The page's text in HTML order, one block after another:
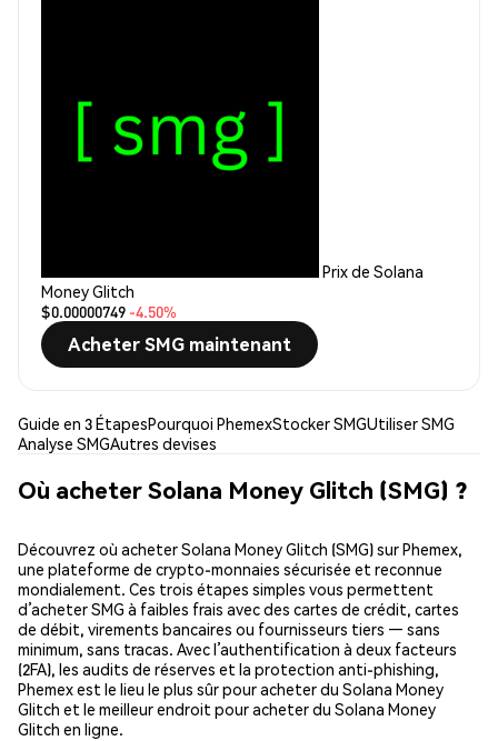
Prix de Solana
Money Glitch
$0.00000749 -4.50%
Acheter SMG maintenant
Guide en 3 ÉtapesPourquoi PhemexStocker SMGUtiliser SMG
Analyse SMGAutres devises
Où acheter Solana Money Glitch (SMG) ?
Découvrez où acheter Solana Money Glitch (SMG) sur Phemex,
une plateforme de crypto-monnaies sécurisée et reconnue
mondialement. Ces trois étapes simples vous permettent
d’acheter SMG à faibles frais avec des cartes de crédit, cartes
de débit, virements bancaires ou fournisseurs tiers — sans
minimum, sans tracas. Avec l’authentification à deux facteurs
(2FA), les audits de réserves et la protection anti-phishing,
Phemex est le lieu le plus sûr pour acheter du Solana Money
Glitch et le meilleur endroit pour acheter du Solana Money
Glitch en ligne.